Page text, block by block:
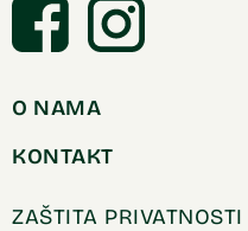
O NAMA
KONTAKT
ZAŠTITA PRIVATNOSTI